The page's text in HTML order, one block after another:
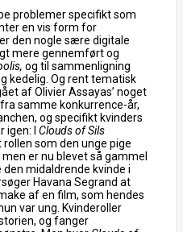
problemer specifikt som
en vis form for
den nogle sære digitale
mere gennemført og
og til sammenligning
kedelig. Og rent tematisk
af Olivier Assayas’ noget
samme konkurrence-år,
og specifikt kvinders
igen: I Clouds of Sils
rollen som den unge pige
er nu blevet så gammel
midaldrende kvinde i
Havana Segrand at
af en film, som hendes
var ung. Kvinderoller
og fanger